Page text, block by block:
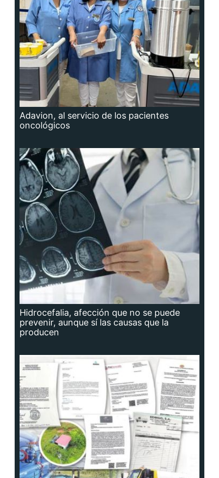
Adavion, al servicio de los pacientes
oncológicos
Hidrocefalia, afección que no se puede
prevenir, aunque sí las causas que la
producen